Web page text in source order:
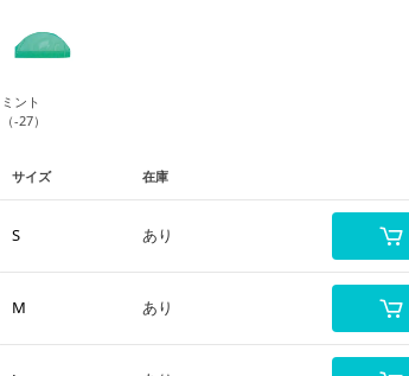
ミント
（-27）
サイズ 在庫
S あり
M あり